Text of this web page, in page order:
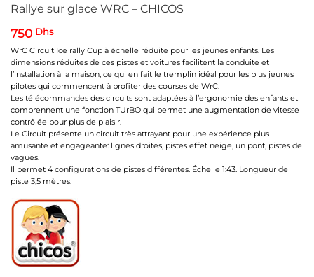
Rallye sur glace WRC – CHICOS
750 Dhs
WrC Circuit Ice rally Cup à échelle réduite pour les jeunes enfants. Les
dimensions réduites de ces pistes et voitures facilitent la conduite et
l’installation à la maison, ce qui en fait le tremplin idéal pour les plus jeunes
pilotes qui commencent à profiter des courses de WrC.
Les télécommandes des circuits sont adaptées à l’ergonomie des enfants et
comprennent une fonction TUrBO qui permet une augmentation de vitesse
contrôlée pour plus de plaisir.
Le Circuit présente un circuit très attrayant pour une expérience plus
amusante et engageante: lignes droites, pistes effet neige, un pont, pistes de
vagues.
Il permet 4 configurations de pistes différentes. Échelle 1:43. Longueur de
piste 3,5 mètres.